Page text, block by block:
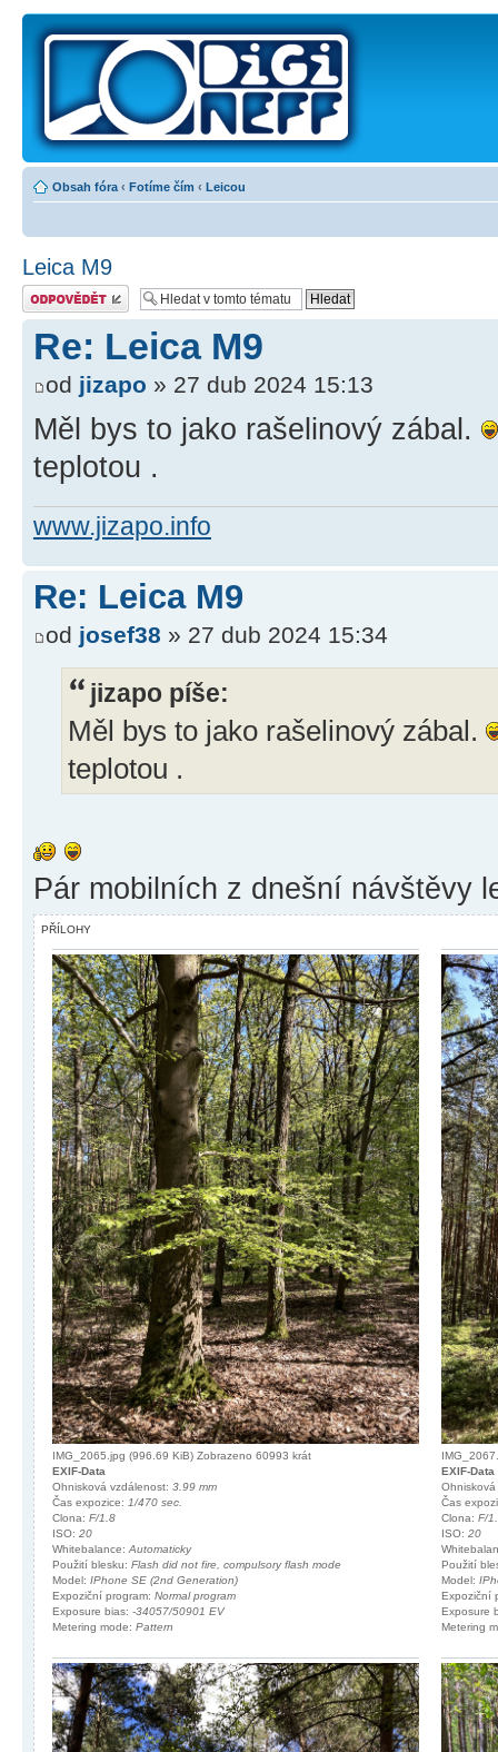
Obsah fóra ‹ Fotíme čím ‹ Leicou
Leica M9
Odeslat odpověď
Re: Leica M9
od jizapo » 27 dub 2024 15:13
Měl bys to jako rašelinový zábal.
teplotou .
www.jizapo.info
Re: Leica M9
od josef38 » 27 dub 2024 15:34
jizapo píše:
Měl bys to jako rašelinový zábal.
teplotou .
Pár mobilních z dnešní návštěvy
PŘÍLOHY
IMG_2065.jpg (996.69 KiB) Zobrazeno 60993 krát
EXIF-Data
Ohnisková vzdálenost: 3.99 mm
Čas expozice: 1/470 sec.
Clona: F/1.8
ISO: 20
Whitebalance: Automaticky
Použití blesku: Flash did not fire, compulsory flash mode
Model: IPhone SE (2nd Generation)
Expoziční program: Normal program
Exposure bias: -34057/50901 EV
Metering mode: Pattern
EXIF-Data
Čas
Clona: F/
ISO: 20
Použití
Model:
Expoziční
Exposure
Metering